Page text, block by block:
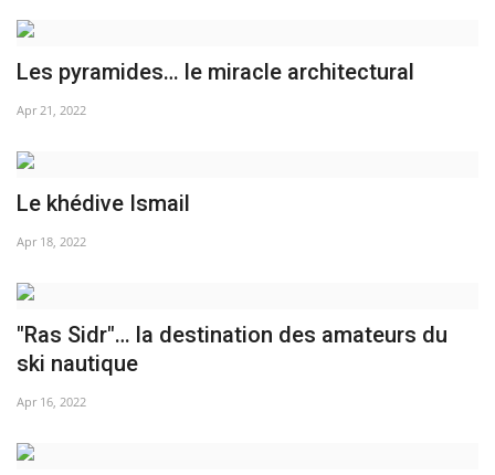
Les pyramides… le miracle architectural
Apr 21, 2022
Le khédive Ismail
Apr 18, 2022
‎"Ras Sidr"… la destination des amateurs du
ski nautique
Apr 16, 2022